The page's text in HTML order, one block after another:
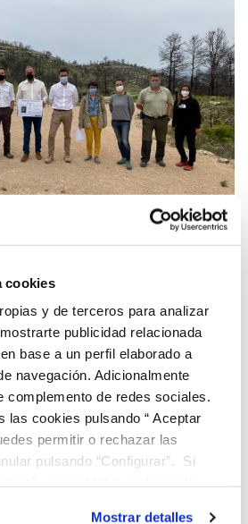
cookies
y de terceros para analizar
publicidad relacionada
base a un perfil elaborado a
navegación. Adicionalmente
complemento de redes sociales.
las cookies pulsando “ Aceptar
permitir o rechazar las
pulsando “Configurar”. Si
Mostrar detalles
que permitirá
15.000 m2 de superficie